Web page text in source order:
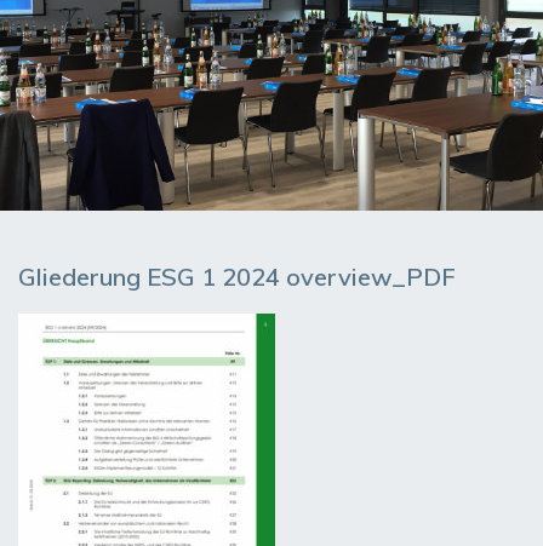
Gliederung ESG 1 2024 overview_PDF